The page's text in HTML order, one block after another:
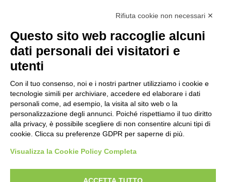
Vuoi iscriverti alla nostra newsletter ed essere aggiornato su tutte le
novità e i progetti a cui stiamo lavorando? Compila i campi
del
modulo di iscrizione
Privacy
Policy di protezione dei minori
Modifica preferenze Cookie
Rifiuta cookie non necessari ✕
Questo sito web raccoglie alcuni
dati personali dei visitatori e
utenti
Con il tuo consenso, noi e i nostri partner utilizziamo i cookie e
tecnologie simili per archiviare, accedere ed elaborare i dati
personali come, ad esempio, la visita al sito web o la
personalizzazione degli annunci. Poiché rispettiamo il tuo diritto
alla privacy, è possibile scegliere di non consentire alcuni tipi di
cookie. Clicca su preferenze GDPR per saperne di più.
Visualizza la Cookie Policy Completa
ACCETTA TUTTO